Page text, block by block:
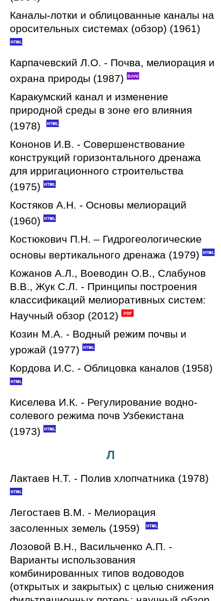
Каналы-лотки и облицованные каналы на
оросительных системах (обзор) (1961)
Карпачевский Л.О. - Почва, мелиорация и
охрана природы (1987)
Каракумский канал и изменение
природной среды в зоне его влияния
(1978)
Кононов И.В. - Совершенствование
конструкций горизонтального дренажа
для ирригационного строительства
(1975)
Костяков А.Н. - Основы мелиораций
(1960)
Костюкович П.Н. – Гидрогеологические
основы вертикального дренажа (1979)
Кожанов А.Л., Воеводин О.В., Слабунов
В.В., Жук С.Л. - Принципы построения
классификаций мелиоративных систем:
Научный обзор (2012)
Козин М.А. - Водный режим почвы и
урожай (1977)
Кордова И.С. - Облицовка каналов (1958)
Киселева И.К. - Регулирование водно-
солевого режима почв Узбекистана
(1973)
Л
Лактаев Н.Т. - Полив хлопчатника (1978)
Легостаев В.М. - Мелиорация
засоленных земель (1959)
Лозовой В.Н., Васильченко А.П. -
Варианты использования
комбинированных типов водоводов
(открытых и закрытых) с целью снижения